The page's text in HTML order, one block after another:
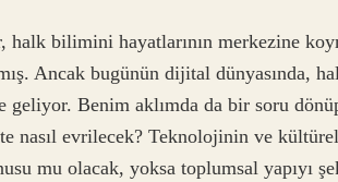
halk bilimini hayatlarının merkezine
Ancak bugünün dijital dünyasında,
geliyor. Benim aklımda da bir soru
nasıl evrilecek? Teknolojinin ve
mu olacak, yoksa toplumsal